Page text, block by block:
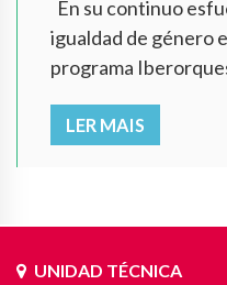
En su continuo
igualdad de género
programa
LER MAIS
UNIDAD TÉCNICA